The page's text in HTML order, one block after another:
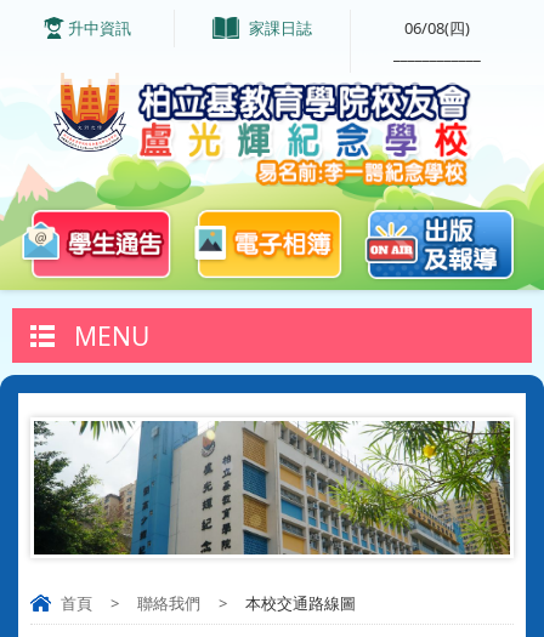
升中資訊 家課日誌
06/08(四)
MENU
首頁 > 聯絡我們 > 本校交通路線圖